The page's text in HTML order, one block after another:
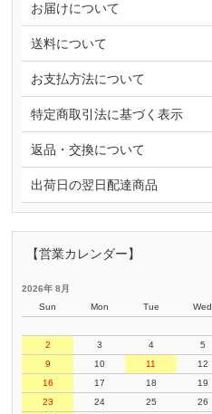
お届けについて
送料について
お支払方法について
特定商取引法に基づく表示
返品・交換について
出荷日の翌日配達商品
【営業カレンダー】
2026年 8月
Sun
Mon Tue Wed
2
3 4 5
9
10 11 12
16
17 18 19
23
24 25 26